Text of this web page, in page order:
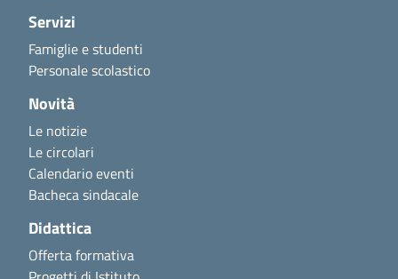
Servizi
Famiglie e studenti
Personale scolastico
Novità
Le notizie
Le circolari
Calendario eventi
Bacheca sindacale
Didattica
Offerta formativa